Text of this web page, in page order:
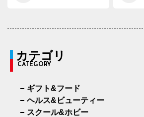
カテゴリ
CATEGORY
ギフト&フード
ヘルス&ビューティー
スクール&ホビー